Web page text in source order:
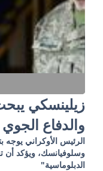
زيلينسكي
والدفاع
الرئيس الأوكراني يوجه
وسلوفيانسك، ويؤكد أن
الدبلوماسية"